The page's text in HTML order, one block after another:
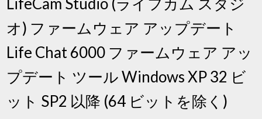
オ) ファームウェア アップデート
Life Chat 6000 ファームウェア アッ
プデート ツール Windows XP 32 ビ
ット SP2 以降 (64 ビットを除く)